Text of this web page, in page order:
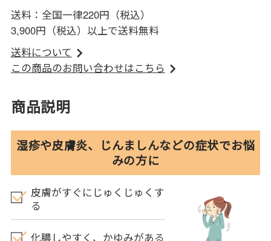
送料：全国一律220円（税込）
3,900円（税込）以上で送料無料
送料について
この商品のお問い合わせはこちら
商品説明
湿疹や皮膚炎、じんましんなどの症状でお悩
みの方に
皮膚がすぐにじゅくじゅくす
る
化膿しやすく、かゆみがある